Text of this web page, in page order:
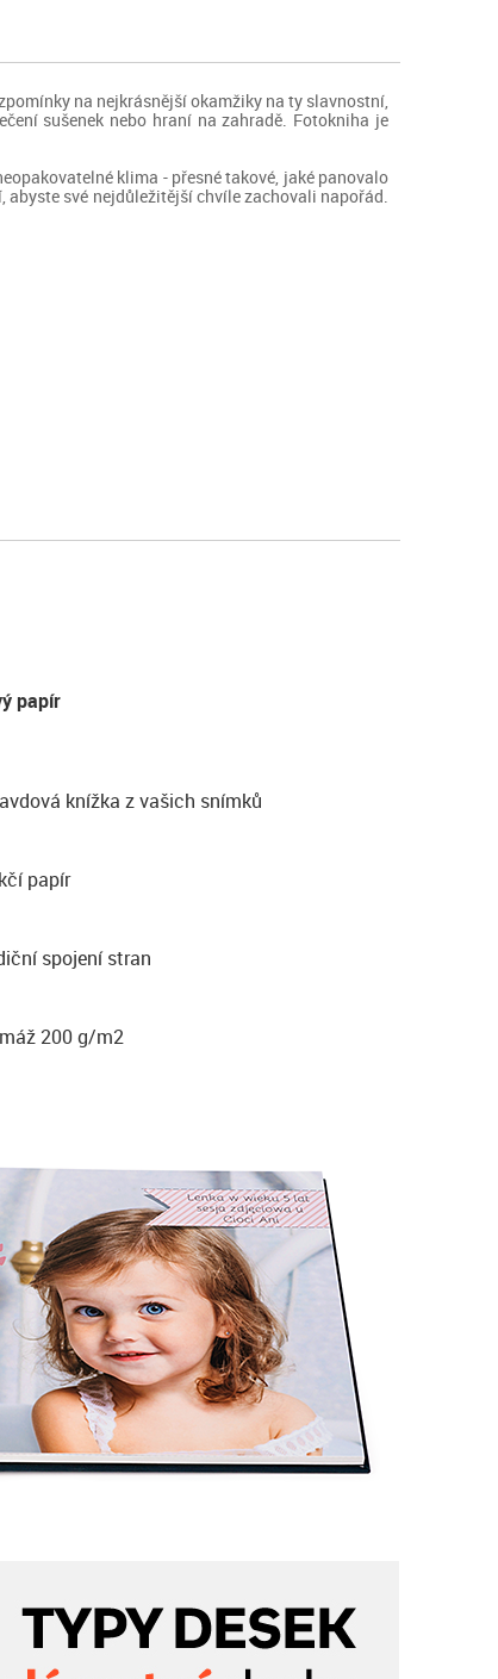
na nejkrásnější okamžiky na ty slavnostní,
sušenek nebo hraní na zahradě. Fotokniha je
klima - přesné takové, jaké panovalo
své nejdůležitější chvíle zachovali napořád.
papír
knížka z vašich snímků
papír
spojení stran
200 g/m2